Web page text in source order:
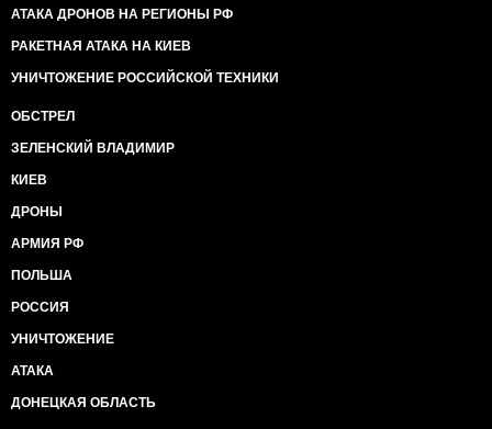
АТАКА ДРОНОВ НА РЕГИОНЫ РФ
РАКЕТНАЯ АТАКА НА КИЕВ
УНИЧТОЖЕНИЕ РОССИЙСКОЙ ТЕХНИКИ
ОБСТРЕЛ
ЗЕЛЕНСКИЙ ВЛАДИМИР
КИЕВ
ДРОНЫ
АРМИЯ РФ
ПОЛЬША
РОССИЯ
УНИЧТОЖЕНИЕ
АТАКА
ДОНЕЦКАЯ ОБЛАСТЬ